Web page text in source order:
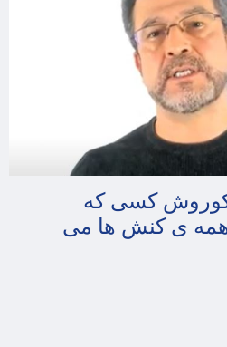
کوروش کسی که
ی کنش ها می